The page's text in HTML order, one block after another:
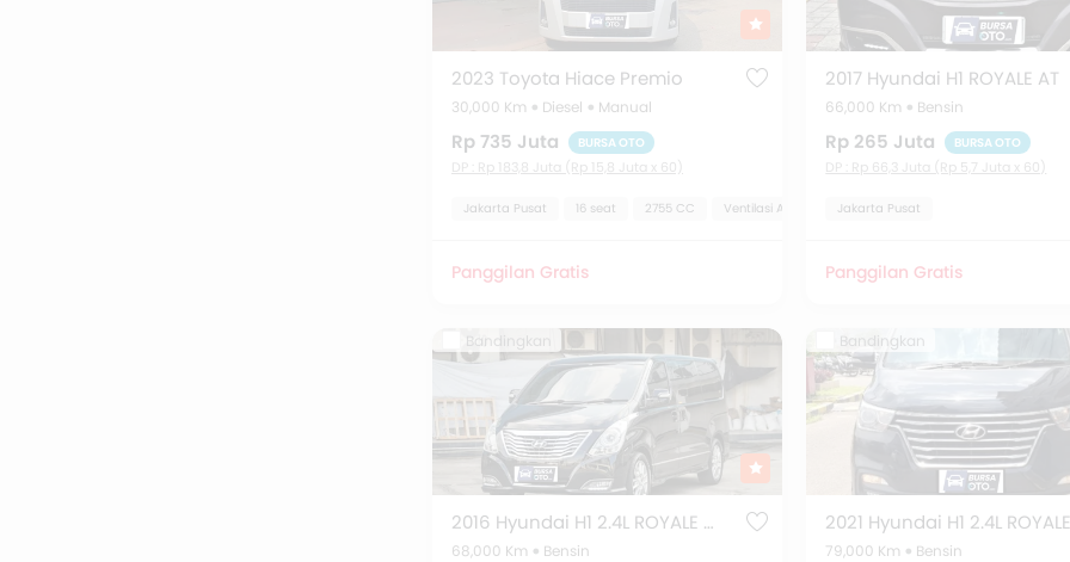
2023 Toyota Hiace Premio
30,000 Km Diesel Manual
Rp 735 Juta BURSA OTO
DP : Rp 183,8 Juta (Rp 15,8 Juta x 60)
Jakarta Pusat 16 seat 2755 CC Ventilasi AC Belakang Power Outlet Lingkar
Panggilan Gratis
2017 Hyundai H1 ROYALE AT
66,000 Km Bensin
Rp 265 Juta BURSA OTO
DP : Rp 66,3 Juta (Rp 5,7 Juta x 60)
Jakarta Pusat
Panggilan Gratis
Bandingkan
2016 Hyundai H1 2.4L ROYALE AT
68,000 Km Bensin
Bandingkan
79,000 Km Bensin